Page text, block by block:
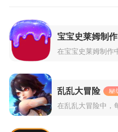
宝宝史莱姆制作
乱乱大冒险